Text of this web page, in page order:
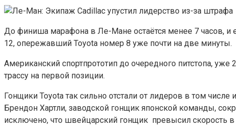
До финиша марафона в Ле-Мане остаётся менее 7 часов,
12, опережавший Toyota номер 8 уже почти на две минуты.
Американский спортпрототип до очередного питстопа,
трассу на первой позиции.
Гонщики Toyota так сильно отстали от лидеров в том
Брендон Хартли, заводской гонщик японской команды,
исключено, что швейцарский гонщик превысил скорость